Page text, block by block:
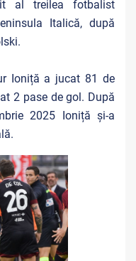
al treilea fotbalist
Italică, după
Ioniță a jucat 81 de
2 pase de gol. După
2025 Ioniță și-a